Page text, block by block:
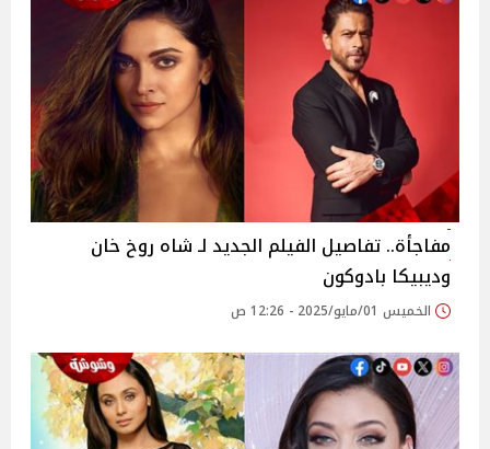
مفاجأة.. تفاصيل الفيلم الجديد لـ شاه روخ خان
وديبيكا بادوكون
الخميس 01/مايو/2025 - 12:26 ص